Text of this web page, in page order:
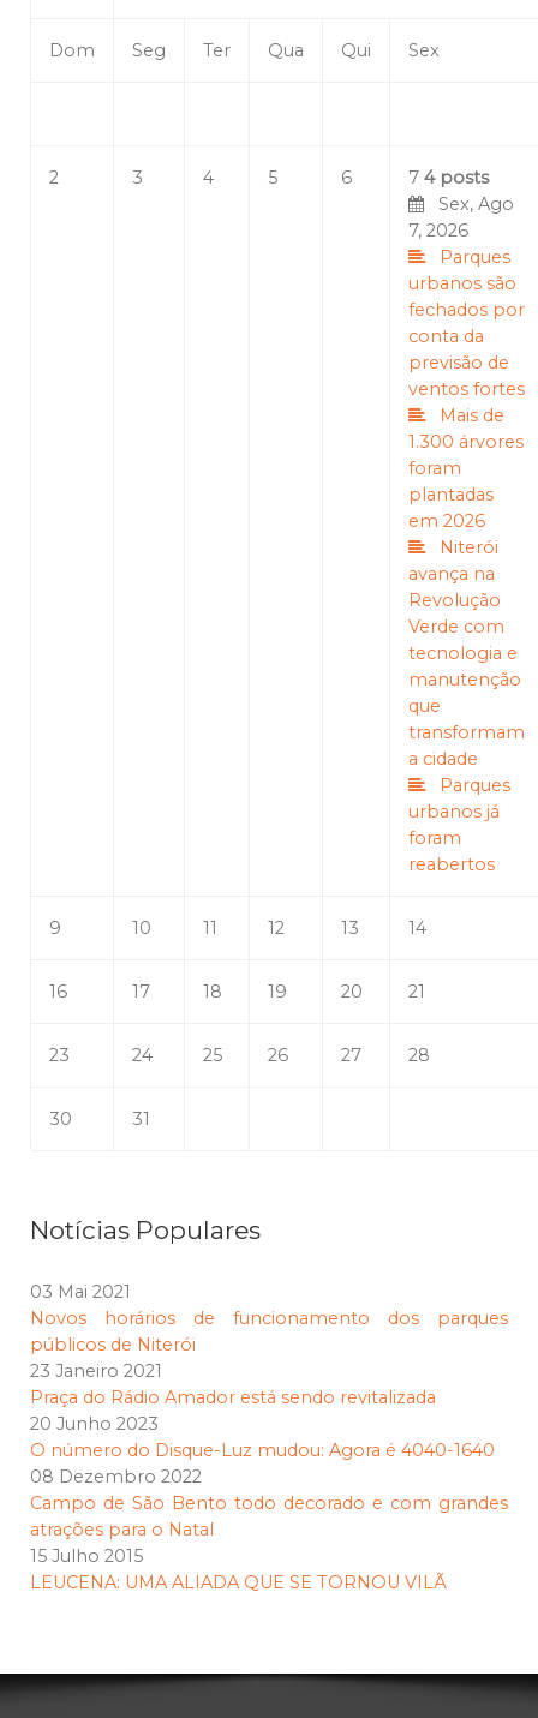
Dom Seg Ter Qua Qui Sex
2 3 4 5 6 7 4 posts
Sex, Ago
7, 2026
Parques
urbanos são
fechados por
conta da
previsão de
ventos fortes
Mais de
1.300 árvores
foram
plantadas
em 2026
Niterói
avança na
Revolução
Verde com
tecnologia e
manutenção
que
transformam
a cidade
Parques
urbanos já
foram
reabertos
9 10 11 12 13 14
16 17 18 19 20 21
23 24 25 26 27 28
30 31
Notícias Populares
03 Mai 2021
Novos horários de funcionamento dos parques
públicos de Niterói
23 Janeiro 2021
Praça do Rádio Amador está sendo revitalizada
20 Junho 2023
O número do Disque-Luz mudou: Agora é 4040-1640
08 Dezembro 2022
Campo de São Bento todo decorado e com grandes
atrações para o Natal
15 Julho 2015
LEUCENA: UMA ALIADA QUE SE TORNOU VILÃ